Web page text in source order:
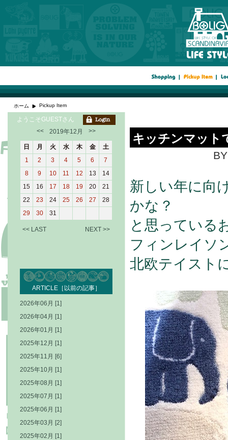
ホーム Pickup Item
キッチンマット
新しい年に向
かな？
と思っている
フィンレイソ
北欧テイスト
ようこそGUESTさん
<<
2019年12月 >>
日 月 火 水 木 金
土
1
2 3 4 5 6
7
8
9 10 11 12 13
14
15
16 17 18 19 20
21
22
23 24 25 26 27
28
29
30 31
<< LAST NEXT >>
ARTICLE［以前の記事］
2026年06月 [1]
2026年04月 [1]
2026年01月 [1]
2025年12月 [1]
2025年11月 [6]
2025年10月 [1]
2025年08月 [1]
2025年07月 [1]
2025年06月 [1]
2025年03月 [2]
2025年02月 [1]